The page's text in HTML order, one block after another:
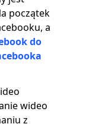
początek
a
do
wideo
z